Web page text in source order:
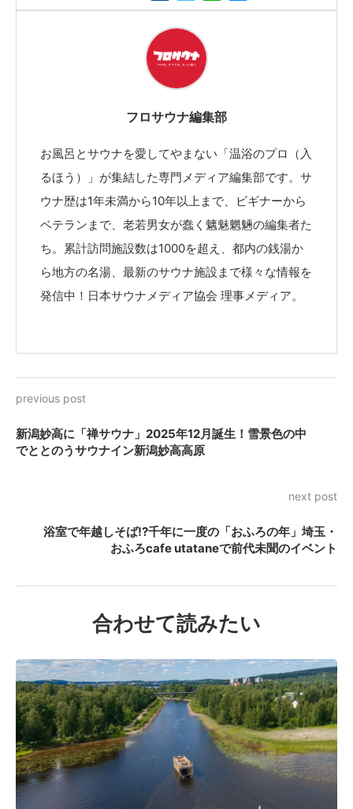
フロサウナ編集部
お風呂とサウナを愛してやまない「温浴のプロ（入
るほう）」が集結した専門メディア編集部です。サ
ウナ歴は1年未満から10年以上まで、ビギナーから
ベテランまで、老若男女が蠢く魑魅魍魎の編集者た
ち。累計訪問施設数は1000を超え、都内の銭湯か
ら地方の名湯、最新のサウナ施設まで様々な情報を
発信中！日本サウナメディア協会 理事メディア。
previous post
新潟妙高に「禅サウナ」2025年12月誕生！雪景色の中
でととのうサウナイン新潟妙高高原
next post
浴室で年越しそば!?千年に一度の「おふろの年」埼玉・
おふろcafe utataneで前代未聞のイベント
合わせて読みたい